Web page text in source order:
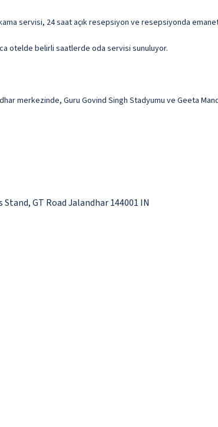
servisi, 24 saat açık resepsiyon ve resepsiyonda
otelde belirli saatlerde oda servisi sunuluyor.
merkezinde, Guru Govind Singh Stadyumu ve Geeta
GT Road Jalandhar 144001 IN